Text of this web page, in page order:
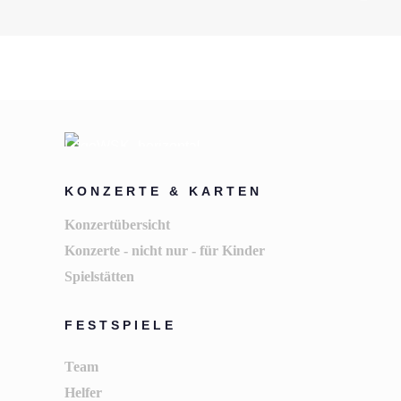
KONZERTE & KARTEN
Konzertübersicht
Konzerte - nicht nur - für Kinder
Spielstätten
FESTSPIELE
Team
Helfer